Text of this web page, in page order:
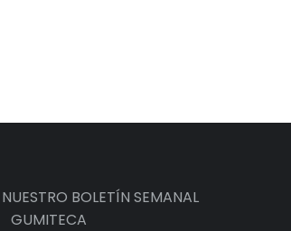
BOLETÍN SEMANAL
GUMITECA